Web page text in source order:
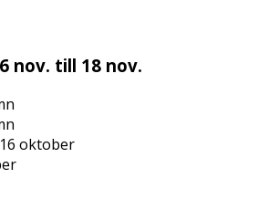
nov. till 18 nov.
16 oktober